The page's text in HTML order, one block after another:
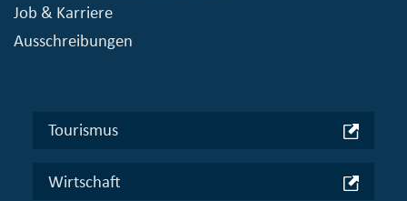
Job & Karriere
Ausschreibungen
Tourismus
Wirtschaft